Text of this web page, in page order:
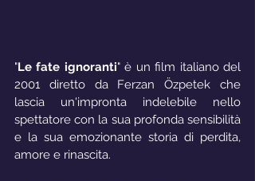
"Le fate ignoranti" è un film italiano del
2001 diretto da Ferzan Özpetek che
lascia un'impronta indelebile nello
spettatore con la sua profonda sensibilità
e la sua emozionante storia di perdita,
amore e rinascita.